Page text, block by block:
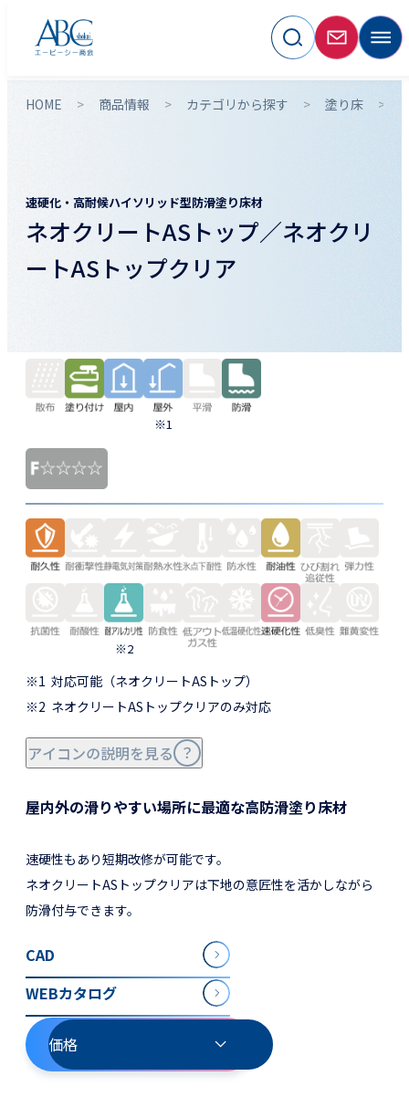
HOME 商品情報 カテゴリから探す 塗り床
速硬化・高耐候ハイソリッド型防滑塗り床材
ネオクリートASトップ／ネオクリ
ートASトップクリア
※1
※2
※1 対応可能（ネオクリートASトップ）
※2 ネオクリートASトップクリアのみ対応
アイコンの説明を見る
屋内外の滑りやすい場所に最適な高防滑塗り床材
速硬性もあり短期改修が可能です。
ネオクリートASトップクリアは下地の意匠性を活かしながら
防滑付与できます。
CAD
WEBカタログ
価格